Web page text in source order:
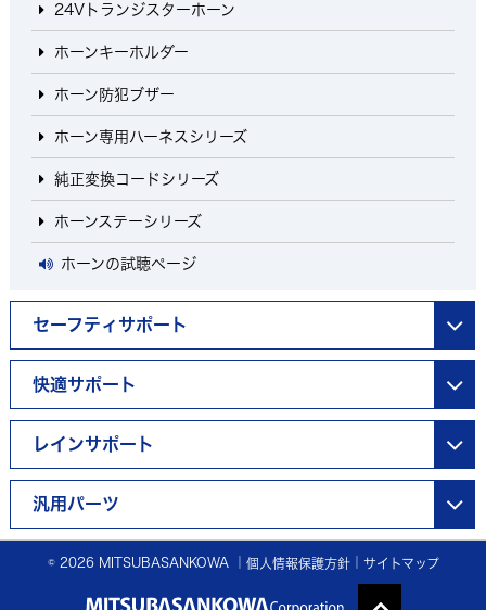
24Vトランジスターホーン
ホーンキーホルダー
ホーン防犯ブザー
ホーン専用ハーネスシリーズ
純正変換コードシリーズ
ホーンステーシリーズ
ホーンの試聴ページ
セーフティサポート
快適サポート
レインサポート
汎用パーツ
© 2026 MITSUBASANKOWA ｜ 個人情報保護方針｜ サイトマップ